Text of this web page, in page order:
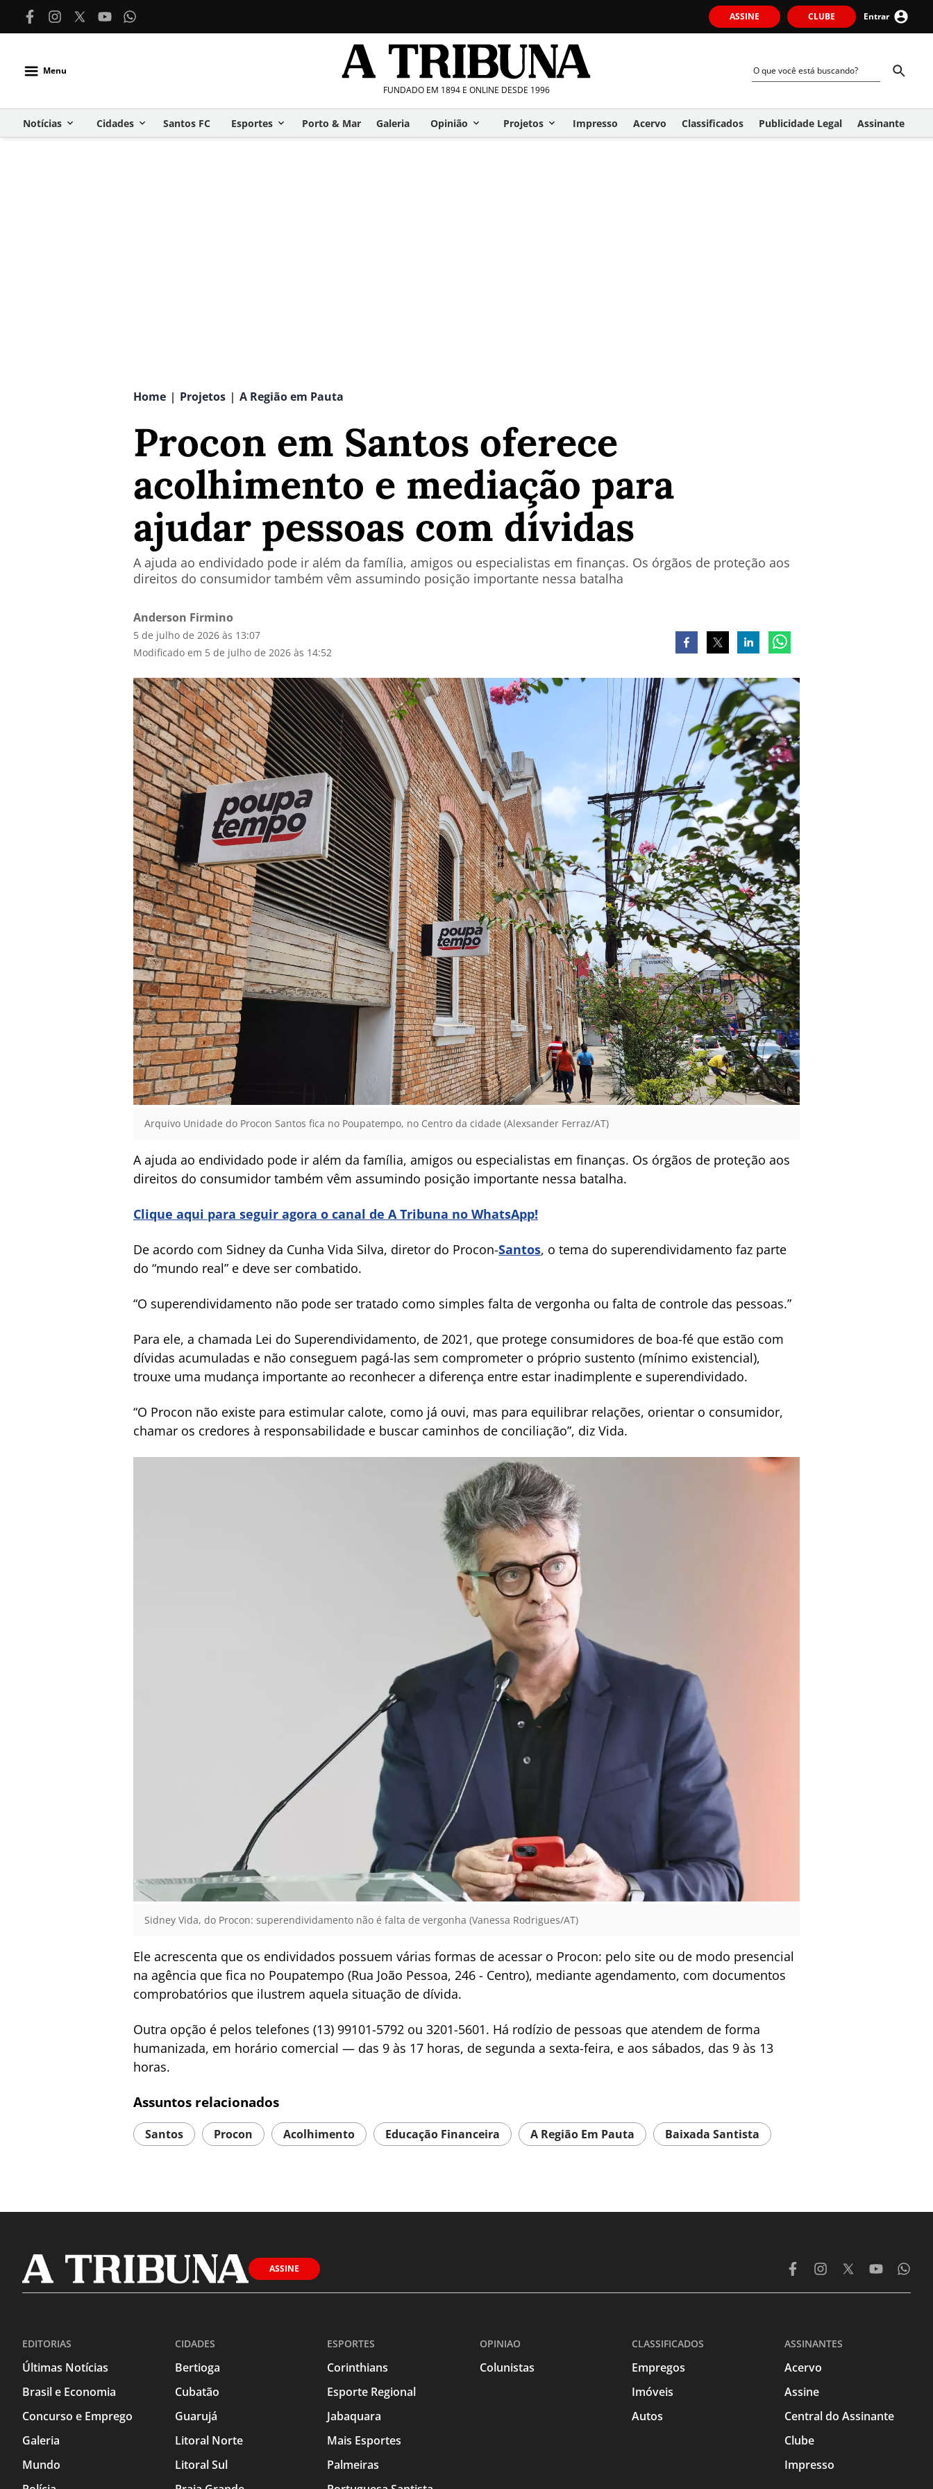
ASSINE CLUBE Entrar
Menu
FUNDADO EM 1894 E ONLINE DESDE 1996
Notícias Cidades Santos FC Esportes Porto & Mar Galeria Opinião Projetos Impresso Acervo Classificados Publicidade Legal Assinante
Home | Projetos | A Região em Pauta
Procon em Santos oferece
acolhimento e mediação para
ajudar pessoas com dívidas
A ajuda ao endividado pode ir além da família, amigos ou especialistas em finanças. Os órgãos de proteção aos
direitos do consumidor também vêm assumindo posição importante nessa batalha
Anderson Firmino
5 de julho de 2026 às 13:07
Modificado em 5 de julho de 2026 às 14:52
Arquivo Unidade do Procon Santos fica no Poupatempo, no Centro da cidade (Alexsander Ferraz/AT)
A ajuda ao endividado pode ir além da família, amigos ou especialistas em finanças. Os órgãos de proteção aos
direitos do consumidor também vêm assumindo posição importante nessa batalha.
Clique aqui para seguir agora o canal de A Tribuna no WhatsApp!
De acordo com Sidney da Cunha Vida Silva, diretor do Procon-Santos, o tema do superendividamento faz parte
do “mundo real” e deve ser combatido.
“O superendividamento não pode ser tratado como simples falta de vergonha ou falta de controle das pessoas.”
Para ele, a chamada Lei do Superendividamento, de 2021, que protege consumidores de boa-fé que estão com
dívidas acumuladas e não conseguem pagá-las sem comprometer o próprio sustento (mínimo existencial),
trouxe uma mudança importante ao reconhecer a diferença entre estar inadimplente e superendividado.
“O Procon não existe para estimular calote, como já ouvi, mas para equilibrar relações, orientar o consumidor,
chamar os credores à responsabilidade e buscar caminhos de conciliação”, diz Vida.
Sidney Vida, do Procon: superendividamento não é falta de vergonha (Vanessa Rodrigues/AT)
Ele acrescenta que os endividados possuem várias formas de acessar o Procon: pelo site ou de modo presencial
na agência que fica no Poupatempo (Rua João Pessoa, 246 - Centro), mediante agendamento, com documentos
comprobatórios que ilustrem aquela situação de dívida.
Outra opção é pelos telefones (13) 99101-5792 ou 3201-5601. Há rodízio de pessoas que atendem de forma
humanizada, em horário comercial — das 9 às 17 horas, de segunda a sexta-feira, e aos sábados, das 9 às 13
horas.
Assuntos relacionados
Santos Procon Acolhimento Educação Financeira A Região Em Pauta Baixada Santista
ASSINE
EDITORIAS
Últimas Notícias
Brasil e Economia
Concurso e Emprego
Galeria
Mundo
CIDADES
Bertioga
Cubatão
Guarujá
Litoral Norte
Litoral Sul
ESPORTES
Corinthians
Esporte Regional
Jabaquara
Mais Esportes
Palmeiras
OPINIAO
Colunistas
CLASSIFICADOS
Empregos
Imóveis
Autos
ASSINANTES
Acervo
Assine
Central do Assinante
Clube
Impresso